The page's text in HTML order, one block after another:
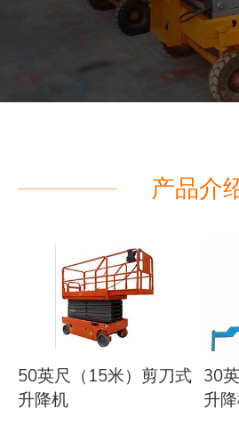
产品介
50英尺（15米）剪刀式
升降机
30
升